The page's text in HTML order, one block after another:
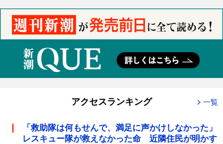
アクセスランキング 一覧
「救助隊は何もせんで、満足に声かけしなかった」
レスキュー隊が救えなかった命 近隣住民が明かす